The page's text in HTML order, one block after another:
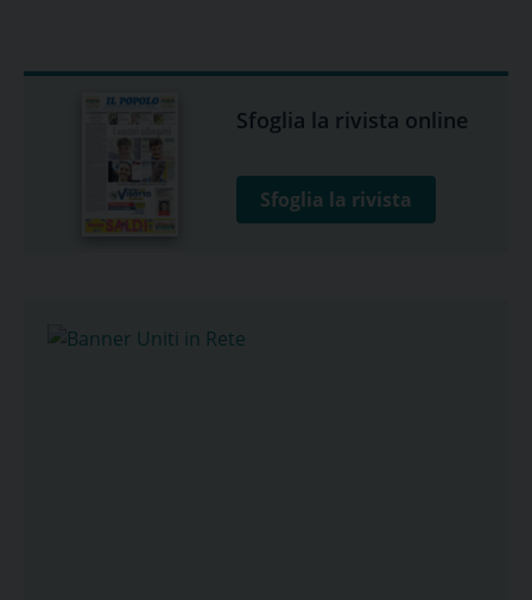
Sfoglia la rivista online
Sfoglia la rivista